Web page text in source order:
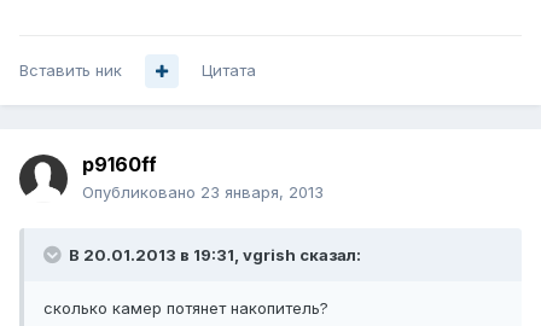
Вставить ник Цитата
p9160ff
Опубликовано 23 января, 2013
В 20.01.2013 в 19:31, vgrish сказал:
сколько камер потянет накопитель?